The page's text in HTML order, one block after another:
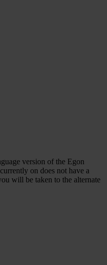
version of the Egon
on does not have a
will be taken to the alternate